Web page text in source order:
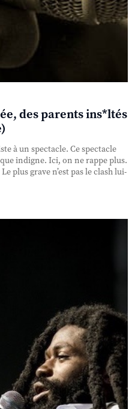
des parents ins*ltés
à un spectacle. Ce spectacle
indigne. Ici, on ne rappe plus.
plus grave n’est pas le clash lui-